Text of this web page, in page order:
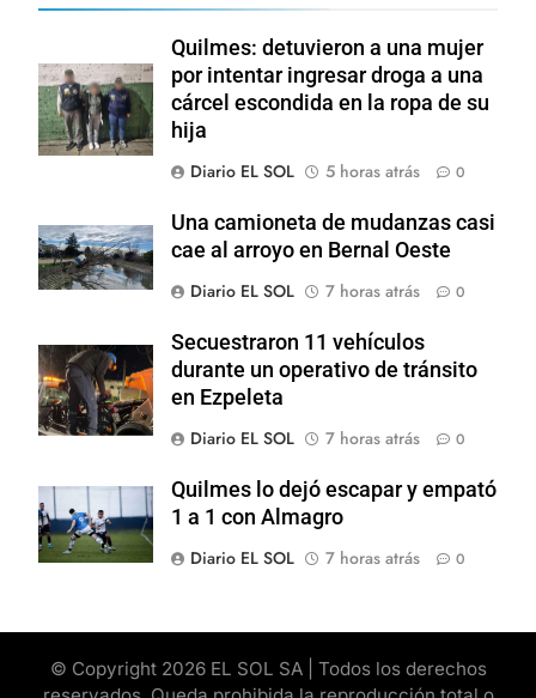
Quilmes: detuvieron a una mujer
por intentar ingresar droga a una
cárcel escondida en la ropa de su
hija
Diario EL SOL
5 horas atrás 0
Una camioneta de mudanzas casi
cae al arroyo en Bernal Oeste
Diario EL SOL
7 horas atrás 0
Secuestraron 11 vehículos
durante un operativo de tránsito
en Ezpeleta
Diario EL SOL
7 horas atrás 0
Quilmes lo dejó escapar y empató
1 a 1 con Almagro
Diario EL SOL
7 horas atrás 0
© Copyright 2026 EL SOL SA | Todos los derechos